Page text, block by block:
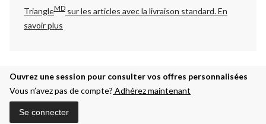
TriangleMD sur les articles avec la livraison standard.En
savoir plus
Ouvrez une session pour consulter vos offres personnalisées
Vous n’avez pas de compte? Adhérez maintenant
Se connecter